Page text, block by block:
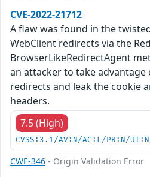
CVE-2022-21712
A flaw was found in the
WebClient redirects via the
BrowserLikeRedirectAgent
an attacker to take
redirects and leak the cookie
headers.
7.5 (High)
CVSS:3.1/AV:N/AC:L/PR:N/
CWE-346 - Origin Validation Error